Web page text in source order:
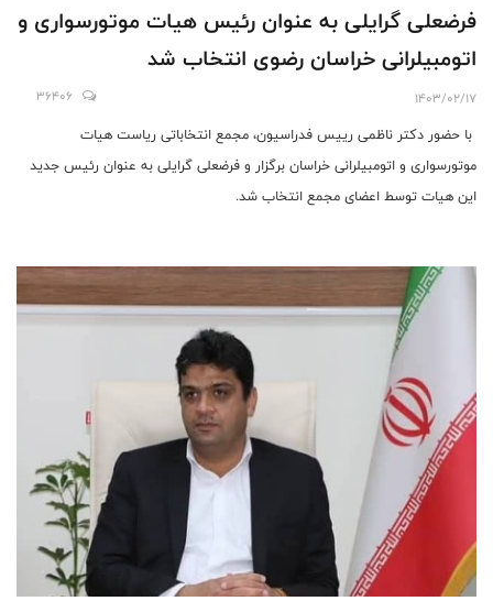
فرضعلی گرایلی به عنوان رئیس هیات موتورسواری و
اتومبیلرانی خراسان رضوی انتخاب شد
1403/02/17
36406
با حضور دکتر ناظمی رییس فدراسیون، مجمع انتخاباتی ریاست هیات
موتورسواری و اتومبیلرانی خراسان برگزار و فرضعلی گرایلی به عنوان رئیس جدید
این هیات توسط اعضای مجمع انتخاب شد.